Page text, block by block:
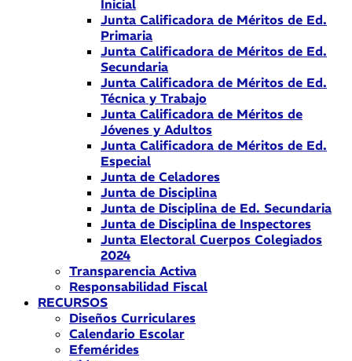
Inicial
Junta Calificadora de Méritos de Ed.
Primaria
Junta Calificadora de Méritos de Ed.
Secundaria
Junta Calificadora de Méritos de Ed.
Técnica y Trabajo
Junta Calificadora de Méritos de
Jóvenes y Adultos
Junta Calificadora de Méritos de Ed.
Especial
Junta de Celadores
Junta de Disciplina
Junta de Disciplina de Ed. Secundaria
Junta de Disciplina de Inspectores
Junta Electoral Cuerpos Colegiados
2024
Transparencia Activa
Responsabilidad Fiscal
RECURSOS
Diseños Curriculares
Calendario Escolar
Efemérides